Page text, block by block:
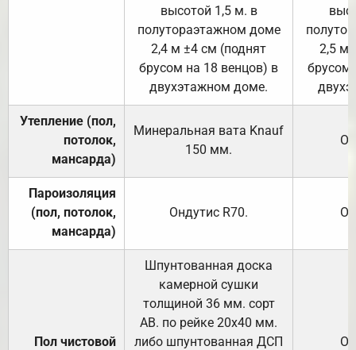
высотой 1,5 м. в
полутораэтажном доме
2,4 м ±4 см (поднят
брусом на 18 венцов) в
двухэтажном доме.
2,5 м
брусом
Утепление (пол,
потолок,
мансарда)
Минеральная вата Knauf
150 мм.
Пароизоляция
(пол, потолок,
мансарда)
Ондутис R70.
Пол чистовой
Шпунтованная доска
камерной сушки
толщиной 36 мм. сорт
АВ. по рейке 20х40 мм.
либо шпунтованная ДСП